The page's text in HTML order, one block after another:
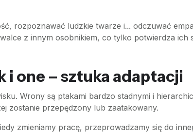
rozpoznawać ludzkie twarze i... odczuwać
z innym osobnikiem, co tylko potwierdza ich
i one – sztuka adaptacji
Wrony są ptakami bardzo stadnymi i
zostanie przepędzony lub zaatakowany.
zmieniamy pracę, przeprowadzamy się do